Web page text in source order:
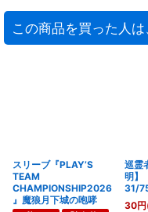
この商品を買った人
スリーブ『PLAY’S
TEAM
CHAMPIONSHIP2026
』魔狼月下城の咆哮
巡霊
明】
31/
30円